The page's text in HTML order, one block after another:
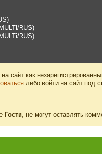
RUS)
RUS)
сайт как
либо войти на сайт под
Гости, не могут оставлять